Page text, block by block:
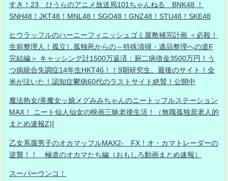
すき！23 ひうらのアニメ放送局101ちゃんねる BNK48 ！
SNH48！JKT48！MNL48！SGO48！GNZ48！STU48！SKE48
ヒウラッフルのハーニーフィニッシュゴミ屋敷補完計画 ＜必殺！
生前整理人！孤立し孤独死からの～特殊清掃・遺品整理への道F
完結編＞ キャッシング計1500万返済：厨二病借金3500万円！う
つ病統合失調症14年生HKT46！！9期研究生、最後のサイト！全
米が泣いた！認知症鬱病60代のラストサイト絶賛！公開中
魔法熟女/美魔女ッ娘メグみみちゃんのニートッフルステーション
MAX！ ニート仙人仙女の映画三昧老後生活！（無職孤独居老人的
まとめ速報Z)]
乙女系腐男子のオカマッフルMAX2- FX！オ・カマトレーダーの
逆襲！！ 極道のオカマたち編（おもしろ動画まとめ速報）
スーパーウンコ！